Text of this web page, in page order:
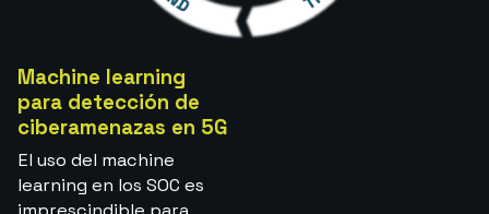
Machine learning
para detección de
ciberamenazas en 5G
El uso del machine
learning en los SOC es